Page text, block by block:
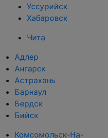
Уссурийск
Хабаровск
Чита
Адлер
Ангарск
Астрахань
Барнаул
Бердск
Бийск
Комсомольск-На-